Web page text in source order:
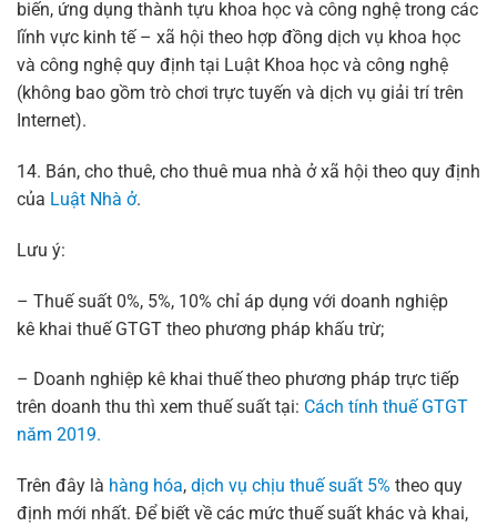
biến, ứng dụng thành tựu khoa học và công nghệ trong các
lĩnh vực kinh tế – xã hội theo hợp đồng dịch vụ khoa học
và công nghệ quy định tại Luật Khoa học và công nghệ
(không bao gồm trò chơi trực tuyến và dịch vụ giải trí trên
Internet).
14. Bán, cho thuê, cho thuê mua nhà ở xã hội theo quy định
của Luật Nhà ở.
Lưu ý:
– Thuế suất 0%, 5%, 10% chỉ áp dụng với doanh nghiệp
kê khai thuế GTGT theo phương pháp khấu trừ;
– Doanh nghiệp kê khai thuế theo phương pháp trực tiếp
trên doanh thu thì xem thuế suất tại: Cách tính thuế GTGT
năm 2019.
Trên đây là hàng hóa, dịch vụ chịu thuế suất 5% theo quy
định mới nhất. Để biết về các mức thuế suất khác và khai,